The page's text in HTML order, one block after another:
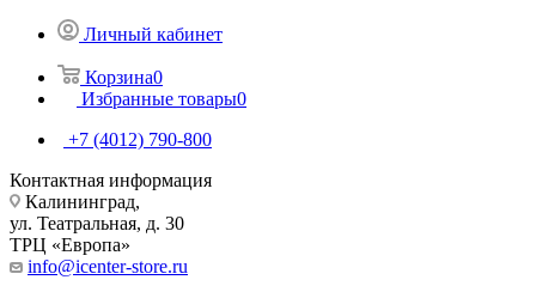
Личный кабинет
Корзина0
Избранные товары0
+7 (4012) 790-800
Контактная информация
Калининград,
ул. Театральная, д. 30
ТРЦ «Европа»
info@icenter-store.ru